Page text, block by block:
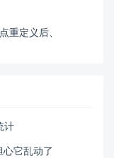
定义后、
计
它乱动了